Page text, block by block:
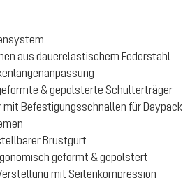
aus dauerelastischem Federstahl
& gepolsterte Schulterträger
Befestigungsschnallen für Daypack
Brustgurt
geformt & gepolstert
mit Seitenkompression